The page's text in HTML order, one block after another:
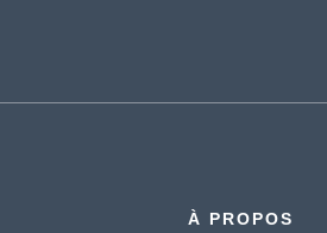
À PROPOS